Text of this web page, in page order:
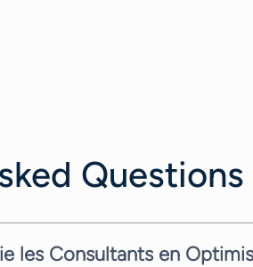
Questions
les Consultants en